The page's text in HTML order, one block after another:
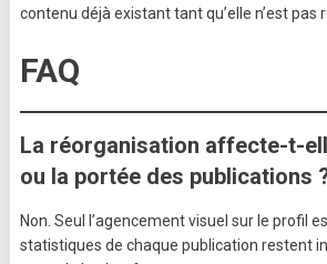
contenu déjà existant tant qu’elle n’est pas
FAQ
La réorganisation affecte-t-
ou la portée des publications
Non. Seul l’agencement visuel sur le profil
statistiques de chaque publication restent